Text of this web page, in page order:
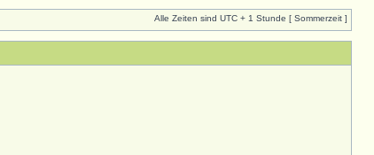
Alle Zeiten sind UTC + 1 Stunde [ Sommerzeit ]